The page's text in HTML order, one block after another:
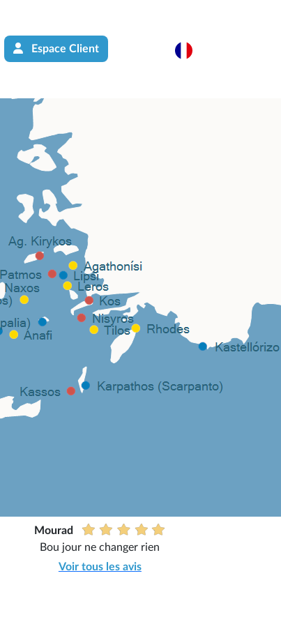
Espace Client
Mourad
Bou jour ne changer rien
Voir tous les avis